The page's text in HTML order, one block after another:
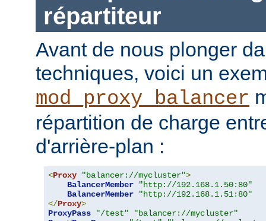
répartiteur
Avant de nous plonger
techniques, voici un
mod_proxy_balancer
répartition de charge
d'arrière-plan :
<Proxy "balancer://mycluster">
BalancerMember
"http://192.168.1.50:80"
BalancerMember
"http://192.168.1.51:80"
</Proxy>
ProxyPass
"/test"
"balancer://mycluster"